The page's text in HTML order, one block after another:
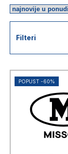
Filteri
POPUST -60%